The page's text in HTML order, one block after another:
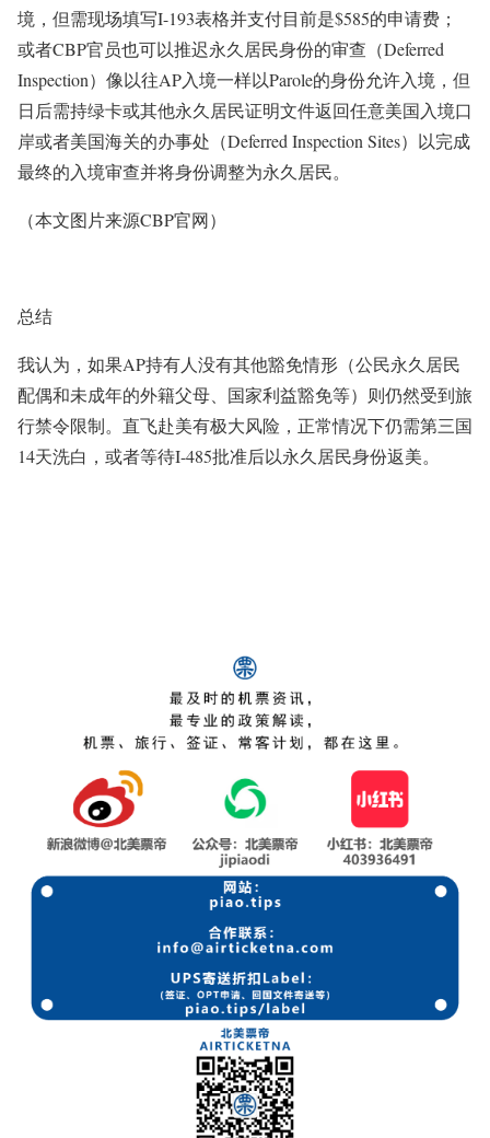
境，但需现场填写I-193表格并支付目前是$585的申请费；
或者CBP官员也可以推迟永久居民身份的审查（Deferred
Inspection）像以往AP入境一样以Parole的身份允许入境，但
日后需持绿卡或其他永久居民证明文件返回任意美国入境口
岸或者美国海关的办事处（Deferred Inspection Sites）以完成
最终的入境审查并将身份调整为永久居民。
（本文图片来源CBP官网）
总结
我认为，如果AP持有人没有其他豁免情形（公民永久居民
配偶和未成年的外籍父母、国家利益豁免等）则仍然受到旅
行禁令限制。 直飞赴美有极大风险，正常情况下仍需第三国
14天洗白，或者等待I-485批准后以永久居民身份返美。